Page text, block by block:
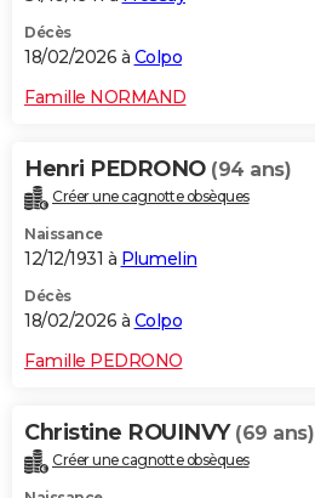
Décès
18/02/2026 à Colpo
Famille NORMAND
Henri PEDRONO (94 ans)
Créer une cagnotte obsèques
Naissance
12/12/1931 à Plumelin
Décès
18/02/2026 à Colpo
Famille PEDRONO
Christine ROUINVY (69 ans)
Créer une cagnotte obsèques